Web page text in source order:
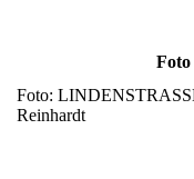
Foto
Foto:
Reinhardt